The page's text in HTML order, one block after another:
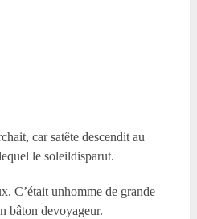
car satête descendit au
le soleildisparut.
C’était unhomme de grande
bâton devoyageur.